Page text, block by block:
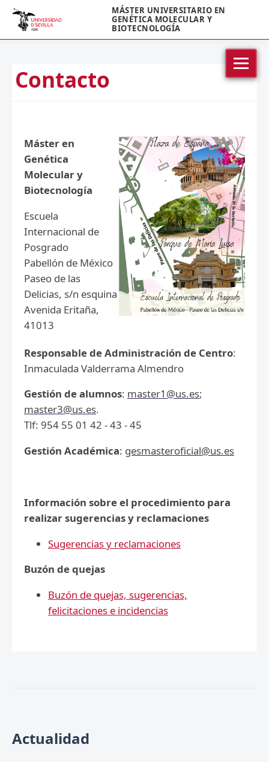
MÁSTER UNIVERSITARIO EN
GENÉTICA MOLECULAR Y
BIOTECNOLOGÍA
Contacto
Máster en
Genética
Molecular y
Biotecnología
Escuela
Internacional de
Posgrado
Pabellón de México
Paseo de las
Delicias, s/n esquina
Avenida Eritaña,
41013
Responsable de Administración de Centro:
Inmaculada Valderrama Almendro
Gestión de alumnos: master1@us.es;
master3@us.es.
Tlf: 954 55 01 42 - 43 - 45
Gestión Académica: gesmasteroficial@us.es
Información sobre el procedimiento para
realizar sugerencias y reclamaciones
Sugerencias y reclamaciones
Buzón de quejas
Buzón de quejas, sugerencias,
felicitaciones e incidencias
Actualidad